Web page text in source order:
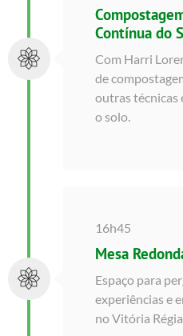
Contínua do
Com Harri
de
outras técnicas
o solo.
16h45
Mesa
Espaço para
experiências e
no Vitória Régia.